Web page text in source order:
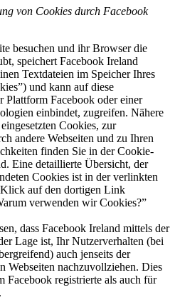
von Cookies durch Facebook
besuchen und ihr Browser die
speichert Facebook Ireland
Textdateien im Speicher Ihres
und kann auf diese
Plattform Facebook oder einer
einbindet, zugreifen. Nähere
Cookies, zur
andere Webseiten und zu Ihren
finden Sie in der Cookie-
Eine detaillierte Übersicht, der
Cookies ist in der verlinkten
auf den dortigen Link
verwenden wir Cookies?”
dass Facebook Ireland mittels der
Lage ist, Ihr Nutzerverhalten (bei
auch jenseits der
Webseiten nachzuvollziehen. Dies
Facebook registrierte als auch für